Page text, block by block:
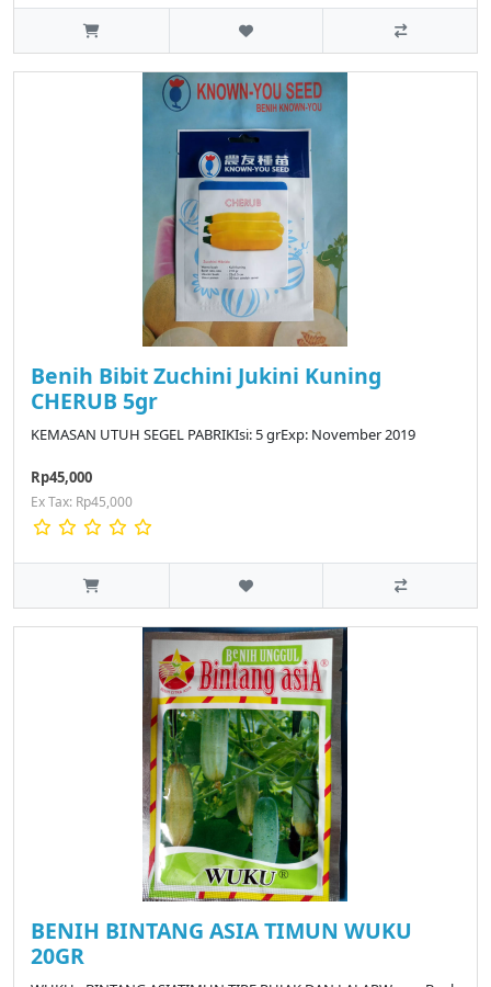
Benih Bibit Zuchini Jukini Kuning
CHERUB 5gr
KEMASAN UTUH SEGEL PABRIKIsi: 5 grExp: November 2019
Rp45,000
Ex Tax: Rp45,000
BENIH BINTANG ASIA TIMUN WUKU
20GR